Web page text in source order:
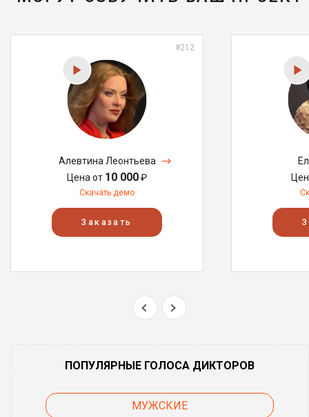
#212
Алевтина Леонтьева
Цена от 10 000₽
Скачать демо
Заказать
ПОПУЛЯРНЫЕ ГОЛОСА ДИКТОРОВ
МУЖСКИЕ